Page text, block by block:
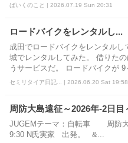
ばいくのこと | 2026.07.19 Sun 20:31
ロードバイクをレンタルし...
成田でロードバイクをレンタル
城でレンタルしてみた。 借りた
うサービスだ。 ロードバイクが 9
セミリタイア日記... | 2026.06.20 Sat 19:58
周防大島遠征～2026年-2日目
JUGEMテーマ：自転車 周防
9:30 N氏実家 出発。 &...